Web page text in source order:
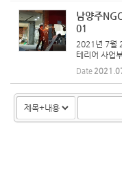
남양주
01
2021년 7월
테리어 사업
식박사 재활
운반 처리해
Date